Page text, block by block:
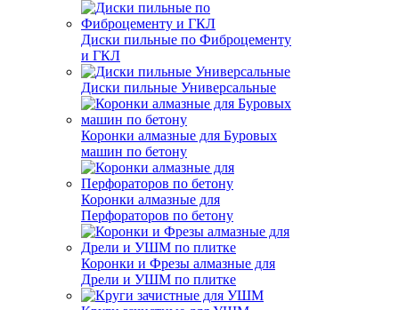
Диски пильные по Фиброцементу
и ГКЛ
Диски пильные Универсальные
Коронки алмазные для Буровых
машин по бетону
Коронки алмазные для
Перфораторов по бетону
Коронки и Фрезы алмазные для
Дрели и УШМ по плитке